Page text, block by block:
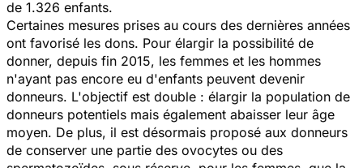
de 1.326 enfants.
Certaines mesures prises au cours des dernières années
ont favorisé les dons. Pour élargir la possibilité de
donner, depuis fin 2015, les femmes et les hommes
n'ayant pas encore eu d'enfants peuvent devenir
donneurs. L'objectif est double : élargir la population de
donneurs potentiels mais également abaisser leur âge
moyen. De plus, il est désormais proposé aux donneurs
de conserver une partie des ovocytes ou des